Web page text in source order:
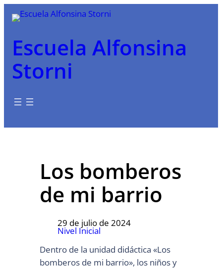
Saltar
Escuela Alfonsina
Storni
Los bomberos
de mi barrio
29 de julio de 2024
Nivel Inicial
Dentro de la unidad didáctica «Los
bomberos de mi barrio», los niños y